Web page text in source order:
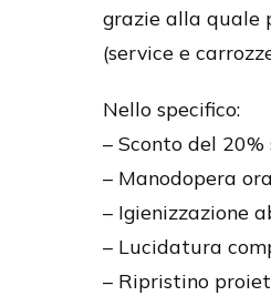
grazie alla quale
(service e
Nello specifico:
– Sconto del
– Manodopera
– Igienizzazione
– Lucidatura
– Ripristino